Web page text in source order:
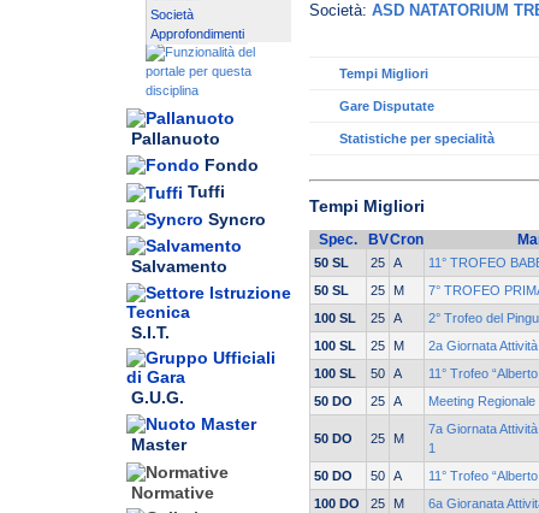
Società
Approfondimenti
Pallanuoto
Fondo
Tuffi
Syncro
Salvamento
S.I.T.
G.U.G.
Master
Normative
Società: ASD NATATORIUM
Tempi Migliori
Gare Disputate
Statistiche per specialità
Tempi Migliori
Spec. BVCron
50 SL 25 A
11° TROFEO
50 SL
25 M
7° TROFEO
100 SL
25 A
2° Trofeo del
100 SL
25 M
2a Giornata
100 SL
50 A
11° Trofeo
50 DO
25 A Meeting
50 DO 25 M
7a Giornata
1
50 DO
50 A
11° Trofeo
100 DO
25 M
6a Gioranata